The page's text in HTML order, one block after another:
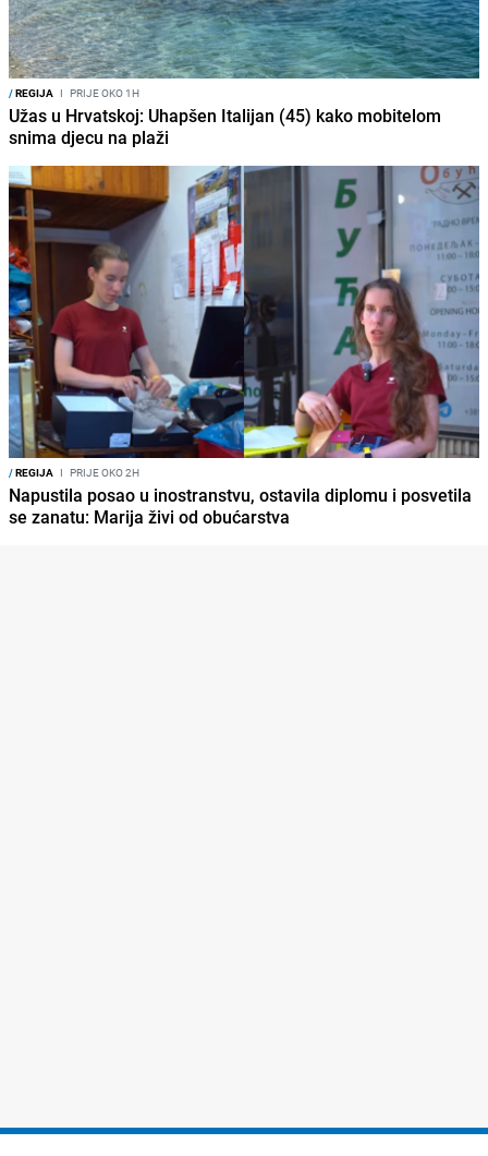
/REGIJA I PRIJE OKO 1H
Užas u Hrvatskoj: Uhapšen Italijan (45) kako mobitelom
snima djecu na plaži
/REGIJA I PRIJE OKO 2H
Napustila posao u inostranstvu, ostavila diplomu i posvetila
se zanatu: Marija živi od obućarstva